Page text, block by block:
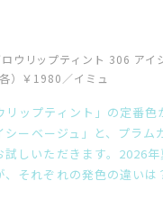
ウリップティント 306 アイ
）￥1980／イミュ
リップティント」の定番色
シーベージュ」と、プラム
試しいただきます。2026
、それぞれの発色の違いは